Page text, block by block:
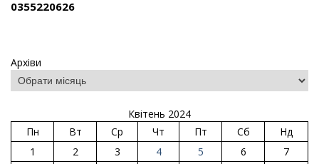
0355220626
Архіви
Квітень 2024
Пн
Вт Ср Чт Пт Сб
Нд
1
2 3 4 5 6
7